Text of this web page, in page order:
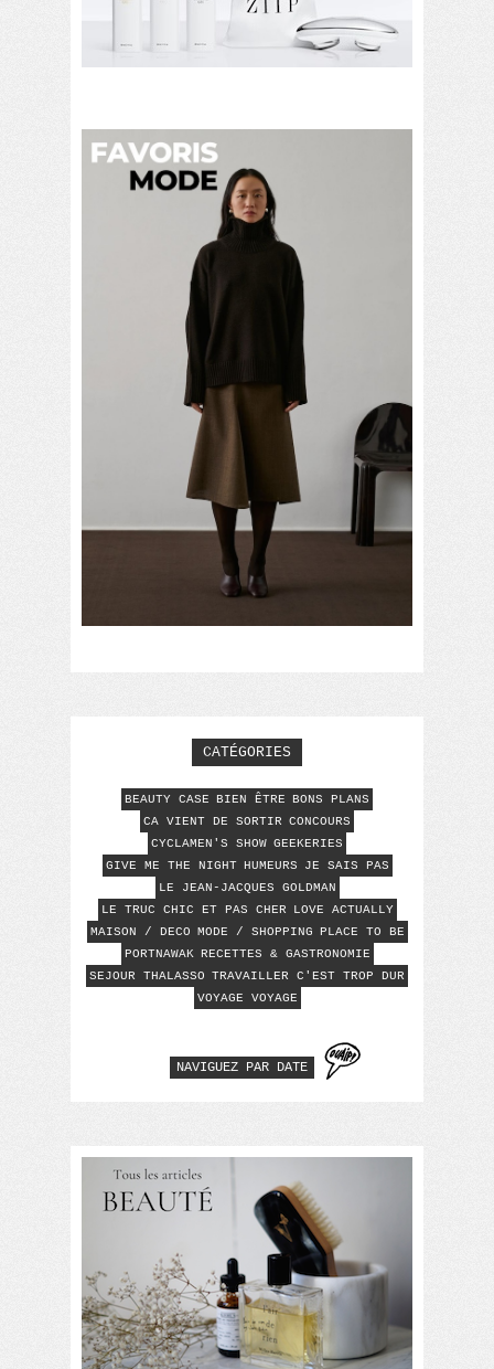
CATÉGORIES
BEAUTY CASE BIEN ÊTRE
BONS PLANS
CA VIENT DE SORTIR CONCOURS
CYCLAMEN'S SHOW GEEKERIES
GIVE ME THE NIGHT
HUMEURS
JE SAIS PAS
LE JEAN-JACQUES GOLDMAN
LE TRUC CHIC ET PAS CHER
LOVE ACTUALLY
MAISON / DECO
MODE / SHOPPING
PLACE TO BE
PORTNAWAK
RECETTES & GASTRONOMIE
SEJOUR THALASSO TRAVAILLER C'EST TROP DUR
VOYAGE VOYAGE
NAVIGUEZ PAR DATE